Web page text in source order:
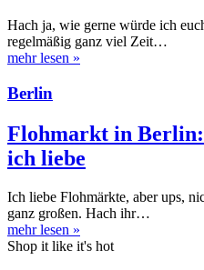
Hach ja, wie gerne würde ich
regelmäßig ganz viel Zeit…
mehr lesen »
Berlin
Flohmarkt in Berlin:
ich liebe
Ich liebe Flohmärkte, aber ups,
ganz großen. Hach ihr…
mehr lesen »
Shop it like it's hot